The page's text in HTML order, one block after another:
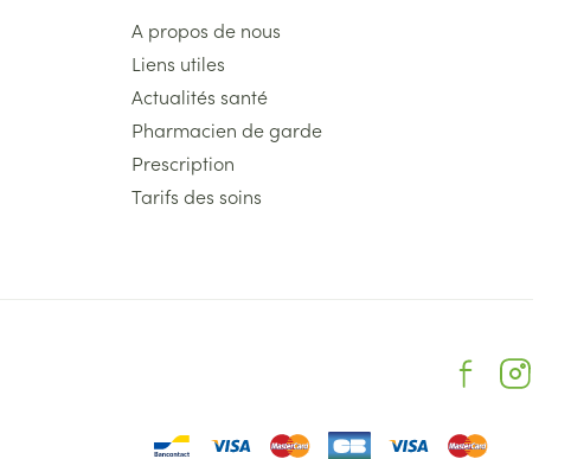
A propos de nous
Liens utiles
Actualités santé
Pharmacien de garde
Prescription
Tarifs des soins